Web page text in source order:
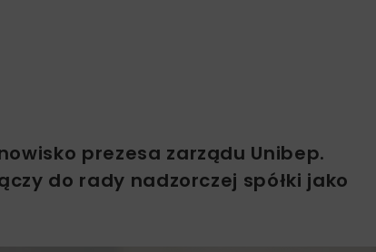
prezesa zarządu Unibep.
do rady nadzorczej spółki jako